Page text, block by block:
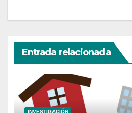
Entrada relacionada
INVESTIGACIÓN